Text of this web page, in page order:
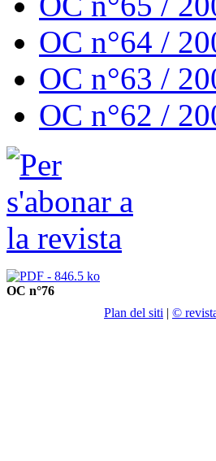
OC n°64 /
OC n°63 /
OC n°62 /
OC n°76
Plan del siti | ©